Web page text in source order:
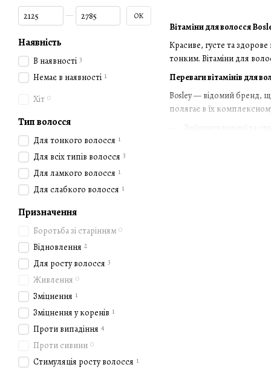
Вітаміни для волосся
Красиве, густе та
тонким. Вітаміни для
Переваги вітамінів для
Bosley — відомий бренд,
полягає в їх
Від Ціна, грн
До Ціна, грн ОК
Наявність
В наявності 3
Немає в наявності 1
Хіт 0
Тип волосся
Для тонкого волосся 1
Для всіх типів волосся 3
Для ламкого волосся 1
Для слабкого волосся 1
Призначення
Боротьба зі старінням 0
Відновлення 2
Для росту волосся 3
Живлення 0
Зміцнення 1
Зміцнення у коренів 1
Проти випадіння 4
Проти сивини 0
Стимуляція росту волосся 1